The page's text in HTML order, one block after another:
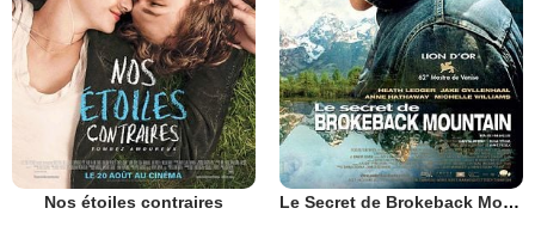
Nos étoiles contraires Le Secret de Brokeback Mountain